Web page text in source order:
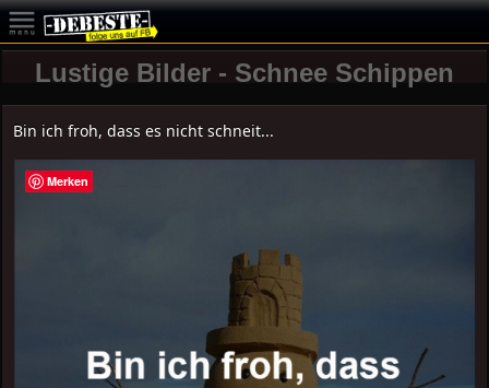
Lustige Bilder - Schnee Schippen
Bin ich froh, dass es nicht schneit...
Merken